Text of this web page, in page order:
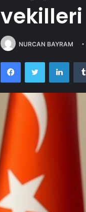
NURCAN BAYRAM
FacebookTwitter